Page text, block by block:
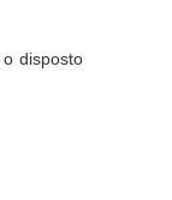
disposto